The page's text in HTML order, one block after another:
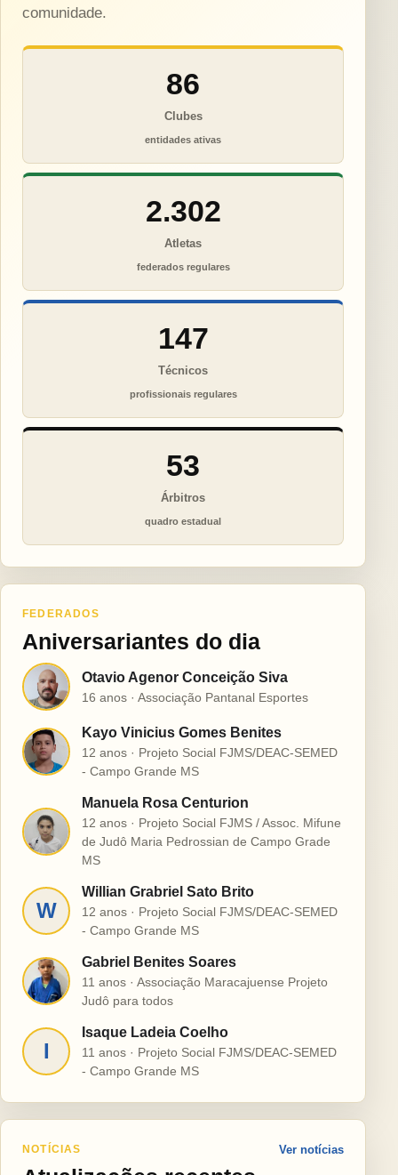
comunidade.
86
Clubes
entidades ativas
2.302
Atletas
federados regulares
147
Técnicos
profissionais regulares
53
Árbitros
quadro estadual
FEDERADOS
Aniversariantes do dia
O Otavio Agenor Conceição Siva
16 anos · Associação Pantanal Esportes
K
Kayo Vinicius Gomes Benites
12 anos · Projeto Social FJMS/DEAC-SEMED
- Campo Grande MS
M
Manuela Rosa Centurion
12 anos · Projeto Social FJMS / Assoc. Mifune
de Judô Maria Pedrossian de Campo Grade
MS
W
Willian Grabriel Sato Brito
12 anos · Projeto Social FJMS/DEAC-SEMED
- Campo Grande MS
G
Gabriel Benites Soares
11 anos · Associação Maracajuense Projeto
Judô para todos
I
Isaque Ladeia Coelho
11 anos · Projeto Social FJMS/DEAC-SEMED
- Campo Grande MS
NOTÍCIAS Ver notícias